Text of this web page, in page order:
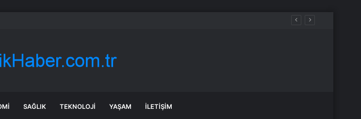
SAĞLIK TEKNOLOJI YAŞAM İLETIŞIM